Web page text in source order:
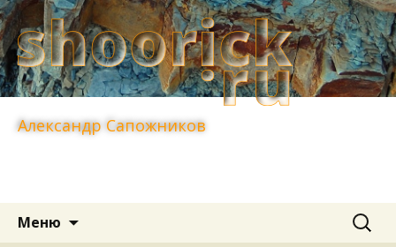
Александр Сапожников
Меню Найти: